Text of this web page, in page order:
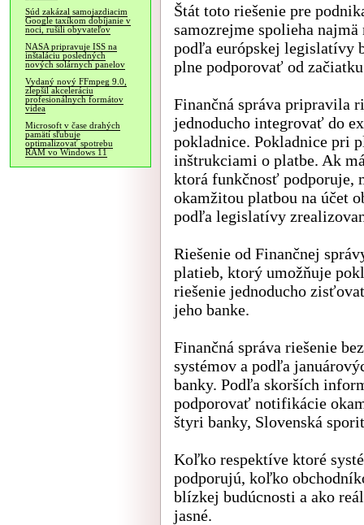
Súd zakázal samojazdiacim
Google taxíkom dobíjanie v
noci, rušili obyvateľov
NASA pripravuje ISS na
inštaláciu posledných
nových solárnych panelov
Vydaný nový FFmpeg 9.0,
zlepšil akceleráciu
profesionálnych formátov
videa
Microsoft v čase drahých
pamätí sľubuje
optimalizovať spotrebu
RAM vo Windows 11
Štát toto riešenie pre
samozrejme spolieha
podľa európskej legislatívy
plne podporovať od
Finančná správa pripravila
jednoducho integrovať do
pokladnice. Pokladnice pri
inštrukciami o platbe. Ak
ktorá funkčnosť podporuje,
okamžitou platbou na účet
podľa legislatívy
Riešenie od Finančnej
platieb, ktorý umožňuje
riešenie jednoducho
jeho banke.
Finančná správa riešenie
systémov a podľa
banky. Podľa skorších
podporovať notifikácie
štyri banky, Slovenská
Koľko respektíve ktoré
podporujú, koľko
blízkej budúcnosti a ako
jasné.